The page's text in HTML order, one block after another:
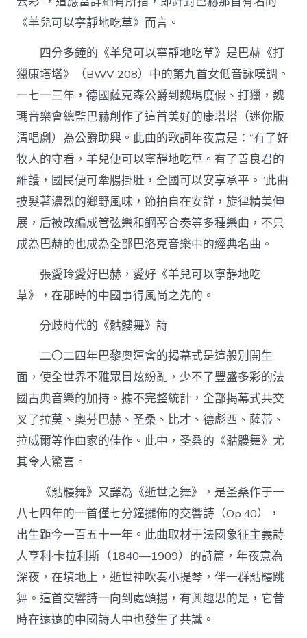
《羊兒可以寧靜地吃草》而言。
四分多鐘的《羊兒可以寧靜地吃草》是巴赫《打
獵康塔塔》（BWV 208）中的第九首女低音詠嘆調。
一七一三年，德國薩克森公爵到魏瑪度假、打獵，魏
瑪音樂會總監巴赫創作了這首美好的康塔塔（迷你版
清唱劇）為公爵助興。此曲的歌詞年夜意是：“有了好
牧人的守看，羊兒便可以寧靜地吃草。有了善良君的
維護，國民便可牽腸掛肚，全國可以安享承平。”此曲
披髮著濃烈的鄉野風味，節拍自在安詳，旋律精美伸
展，后被改編成管弦樂和鋼琴合奏等多種樂曲，不只
成為巴赫的也成為全部巴洛克音樂中的經典名曲。
張愛玲愛好巴赫，愛好《羊兒可以寧靜地吃
草》，在那時的中國事得風尚之先的。
分歧時代的《骷髏舞》詩
二〇二四年巴黎奧運會的揭幕式是這般別開生
面，使全世界不雅眾目炫紛亂，少不了豐盛多彩的法
國古典音樂的加持。據不完整統計，全部揭幕式共交
叉了拉莫、奧芬巴赫、圣桑、比才、德彪西、薩蒂、
拉威爾等作曲家的佳作。此中，圣桑的《骷髏舞》尤
其令人驚喜。
《骷髏舞》又譯為《逝世之舞》，是圣桑作于一
八七四年的一首僅七分鐘擺佈的交響詩（Op.40），
出生距今一百五十一年。此曲取材于法國象征主義詩
人亨利·卡拉利斯（1840—1909）的詩篇，年夜意為
深夜，在墳地上，逝世神吹奏小提琴，伴一群骷髏跳
舞。這首交響詩一向到處頌揚，有興趣思的是，它昔
時在遠遠的中國詩人中也發生了共識。